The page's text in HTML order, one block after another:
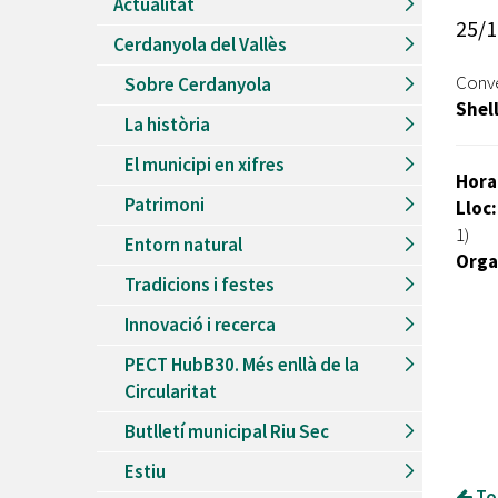
Recursos Humans
Del26/06/2026al30/08/2026
Patis oberts temporada d'estiu
Piscines d'estiu a Cerdanyola
Del01/06/2026al30/09/2026
Refugis climàtics a Cerdanyola
Jocs d'aigua del Parc Cordelles
Del01/07/2024al31/08/2026
Decorem! Conte 'La truita de nabius'
Cerdanyola del Vallès
Sobre Cerdanyola
La història
El municipi en xifres
Patrimoni
Entorn natural
Tradicions i festes
Innovació i recerca
PECT HubB30. Més enllà de la
Circularitat
Butlletí municipal Riu Sec
Estiu
25/
Lloc:
1)